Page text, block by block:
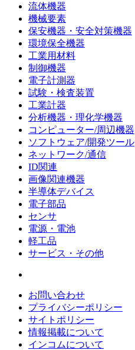
流体機器
機械要素
保安機器・安全対策機器
環境保全機器
工業用材料
制御機器
電子計測器
試験・検査装置
工業計器
分析機器・理化学機器
コンピューター/周辺機器
ソフトウェア/開発ツール
ネットワーク/通信
ID関連
画像関連機器
半導体デバイス
電子部品
センサ
電源・電池
軽工品
サービス・その他
お問い合わせ
プライバシーポリシー
サイトポリシー
情報掲載について
インコムについて